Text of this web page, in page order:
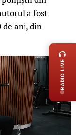
a fost
de ani, din
RADIO LIVE